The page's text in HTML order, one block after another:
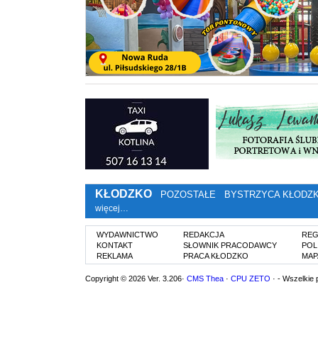
KŁODZKO POZOSTAŁE BYSTRZYCA
więcej…
WYDAWNICTWO
KONTAKT
REKLAMA
REDAKCJA
SŁOWNIK PRACODAWCY
PRACA KŁODZKO
Copyright © 2026 Ver. 3.206· CMS Thea · CPU ZETO · - Wszelkie